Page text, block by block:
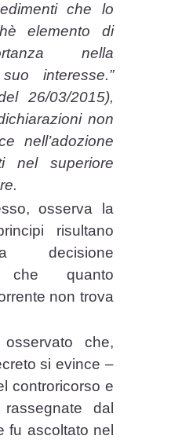
che lo
elemento di
nella
interesse.”
26/03/2015),
non
nell’adozione
nel superiore
osserva la
risultano
decisione
quanto
non trova
che,
si evince –
controricorso e
dal
fu ascoltato nel